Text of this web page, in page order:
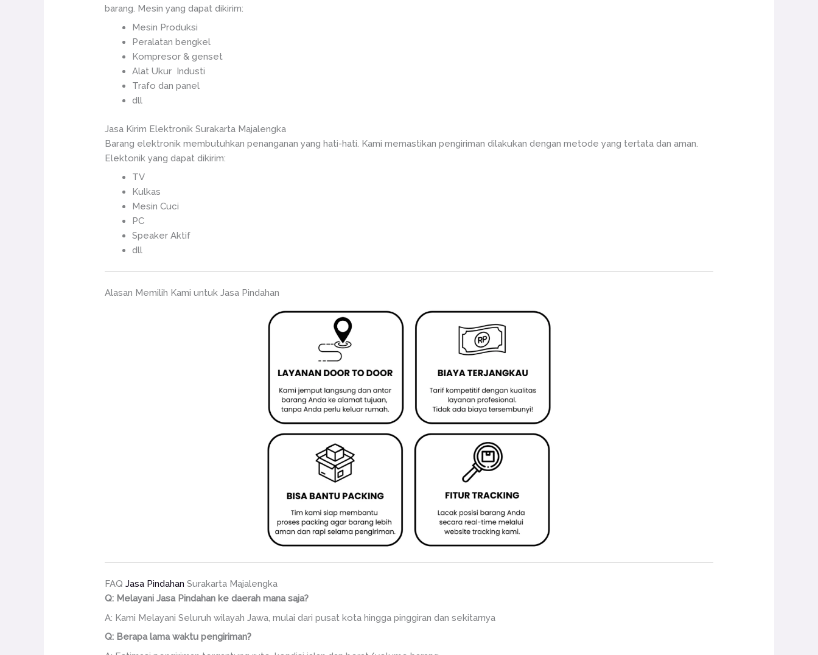
barang. Mesin yang dapat dikirim:
Mesin Produksi
Peralatan bengkel
Kompresor & genset
Alat Ukur Industi
Trafo dan panel
dll
Jasa Kirim Elektronik Surakarta Majalengka
Barang elektronik membutuhkan penanganan yang hati-hati. Kami memastikan pengiriman dilakukan dengan metode yang tertata dan aman.
Elektonik yang dapat dikirim:
TV
Kulkas
Mesin Cuci
PC
Speaker Aktif
dll
Alasan Memilih Kami untuk Jasa Pindahan
FAQJasa Pindahan Surakarta Majalengka
Q: Melayani Jasa Pindahan ke daerah mana saja?
A: Kami Melayani Seluruh wilayah Jawa, mulai dari pusat kota hingga pinggiran dan sekitarnya
Q: Berapa lama waktu pengiriman?